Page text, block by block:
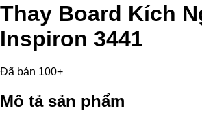
Thay Board Kích
Inspiron 3441
Đã bán 100+
Mô tả sản phẩm